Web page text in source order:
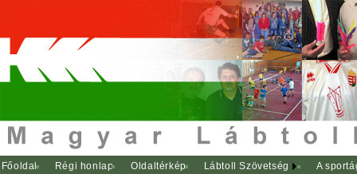
Főoldal Régi honlap Oldaltérkép Lábtoll Szövetség
A